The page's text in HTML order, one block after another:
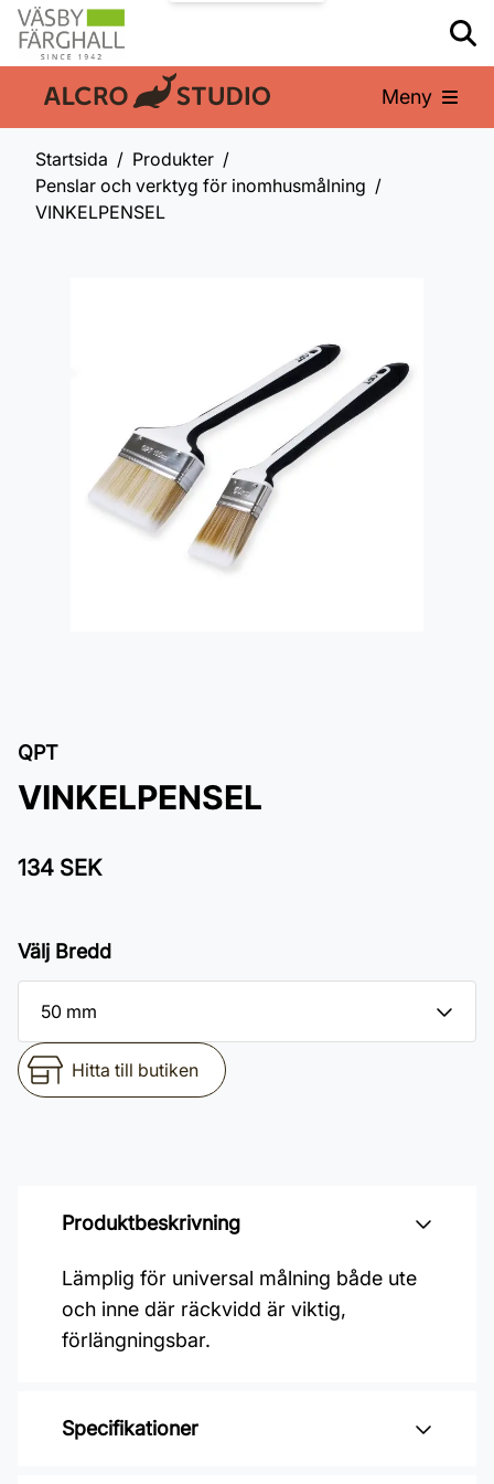
En del av: Meny
Startsida
Produkter
Penslar och verktyg för inomhusmålning
VINKELPENSEL
QPT
VINKELPENSEL
134 SEK
Välj Bredd
Hitta till butiken
Produktbeskrivning
Lämplig för universal målning både ute
och inne där räckvidd är viktig,
förlängningsbar.
Specifikationer